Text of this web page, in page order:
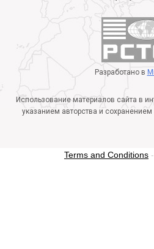
Разработано в
Использование материалов сайта в
указанием авторства и
Terms and Conditions -